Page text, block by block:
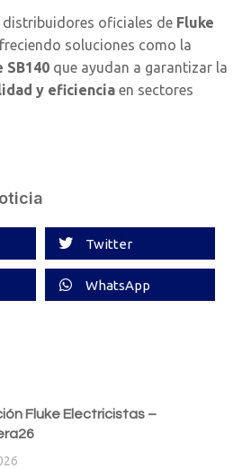
distribuidores oficiales de Fluke
soluciones como la
SB140 que ayudan a garantizar la
y eficiencia en sectores
Twitter
WhatsApp
Fluke Electricistas –